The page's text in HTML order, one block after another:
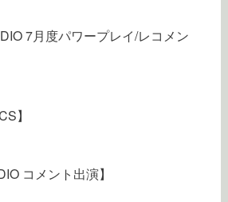
7月度パワープレイ/レコメン
】
コメント出演】